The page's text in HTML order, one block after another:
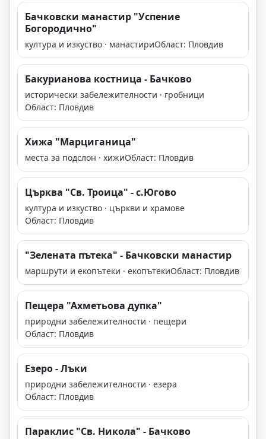
Бачковски манастир "Успение
Богородично"
култура и изкуство · манастириОбласт: Пловдив
Бакурианова костница - Бачково
исторически забележителности · гробници
Област: Пловдив
Хижа "Марциганица"
места за подслон · хижиОбласт: Пловдив
Църква "Св. Троица" - с.Югово
култура и изкуство · църкви и храмове
Област: Пловдив
"Зелената пътека" - Бачковски манастир
маршрути и екопътеки · екопътекиОбласт: Пловдив
Пещера "Ахметьова дупка"
природни забележителности · пещери
Област: Пловдив
Езеро - Лъки
природни забележителности · езера
Област: Пловдив
Параклис "Св. Никола" - Бачково